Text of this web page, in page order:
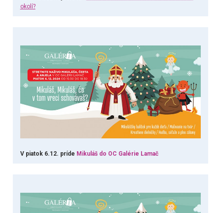
okolí?
V piatok 6.12. príde Mikuláš do OC Galérie Lamač